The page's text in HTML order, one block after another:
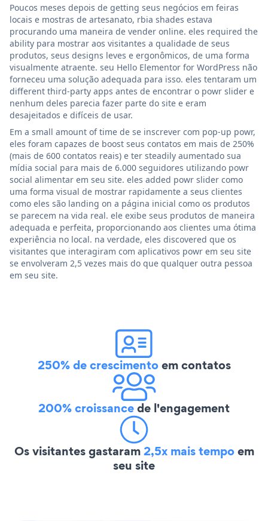
Poucos meses depois de getting seus negócios em feiras
locais e mostras de artesanato, rbia shades estava
procurando uma maneira de vender online. eles required the
ability para mostrar aos visitantes a qualidade de seus
produtos, seus designs leves e ergonômicos, de uma forma
visualmente atraente. seu Hello Elementor for WordPress não
forneceu uma solução adequada para isso. eles tentaram um
different third-party apps antes de encontrar o powr slider e
nenhum deles parecia fazer parte do site e eram
desajeitados e difíceis de usar.
Em a small amount of time de se inscrever com pop-up powr,
eles foram capazes de boost seus contatos em mais de 250%
(mais de 600 contatos reais) e ter steadily aumentado sua
mídia social para mais de 6.000 seguidores utilizando powr
social alimentar em seu site. eles added powr slider como
uma forma visual de mostrar rapidamente a seus clientes
como eles são landing on a página inicial como os produtos
se parecem na vida real. ele exibe seus produtos de maneira
adequada e perfeita, proporcionando aos clientes uma ótima
experiência no local. na verdade, eles discovered que os
visitantes que interagiram com aplicativos powr em seu site
se envolveram 2,5 vezes mais do que qualquer outra pessoa
em seu site.
250% de crescimentoem contatos
200% croissancede l'engagement
Os visitantes gastaram2,5x mais tempoem
seu site